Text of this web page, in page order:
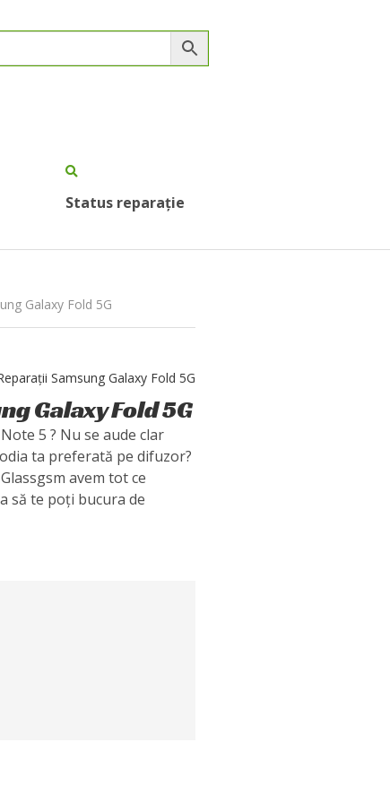
Status reparație
Galaxy Fold 5G
Samsung Galaxy Fold 5G
Galaxy Fold 5G
5 ? Nu se aude clar
ta preferată pe difuzor?
avem tot ce
să te poți bucura de